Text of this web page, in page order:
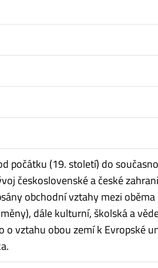
počátku (19. století) do
československé a české
obchodní vztahy mezi oběma
dále kulturní, školská a
o vztahu obou zemí k Evropské